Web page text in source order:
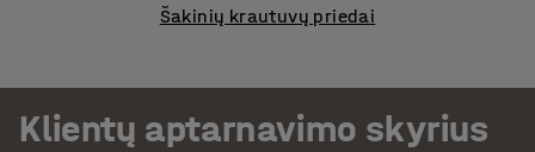
Šakinių krautuvų priedai
Klientų aptarnavimo skyrius